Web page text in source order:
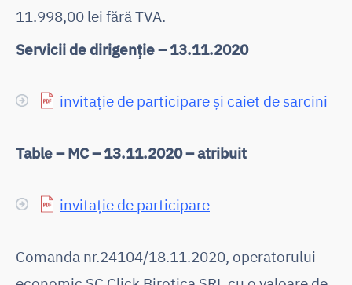
11.998,00 lei fără TVA.
Servicii de dirigenție – 13.11.2020
invitație de participare și caiet de sarcini
Table – MC – 13.11.2020 – atribuit
invitație de participare
Comanda nr.24104/18.11.2020, operatorului